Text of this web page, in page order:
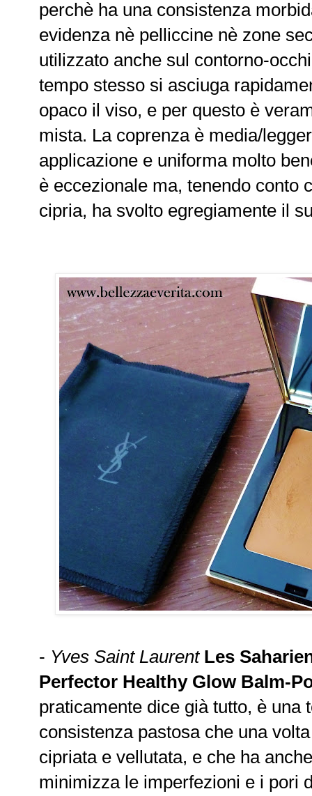
perchè ha una consistenza
evidenza nè pelliccine nè zone
utilizzato anche sul contorno-
tempo stesso si asciuga
opaco il viso, e per questo è
mista. La coprenza è media/
applicazione e uniforma molto
è eccezionale ma, tenendo conto
cipria, ha svolto egregiamente il
- Yves Saint Laurent Les
Perfector Healthy Glow Balm-
praticamente dice già tutto, è una
consistenza pastosa che una
cipriata e vellutata, e che ha
minimizza le imperfezioni e i pori